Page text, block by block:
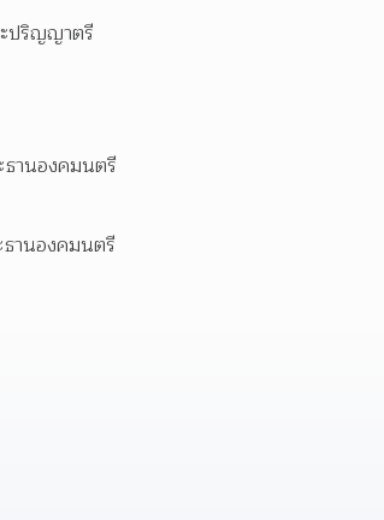
ปริญญาตรี
ธานองคมนตรี
ธานองคมนตรี